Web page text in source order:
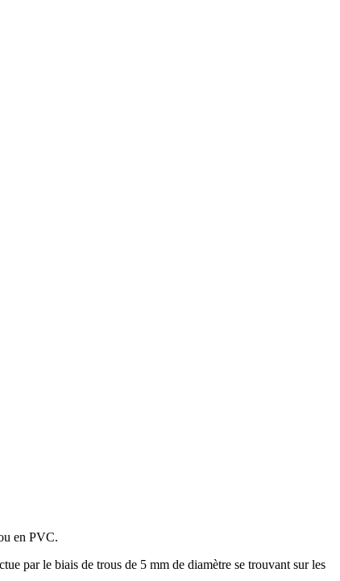
en PVC.
par le biais de trous de 5 mm de diamètre se trouvant sur les